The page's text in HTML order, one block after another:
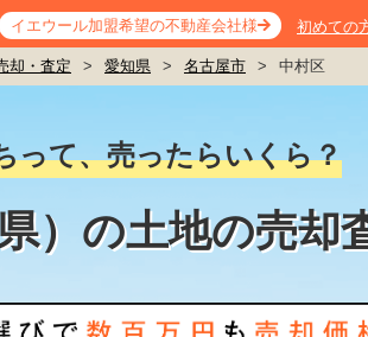
イエウール加盟希望の不動産会社様 初めての
却・査定 > 愛知県 > 名古屋市 > 中村区
って、売ったらいくら？
）の土地の売却